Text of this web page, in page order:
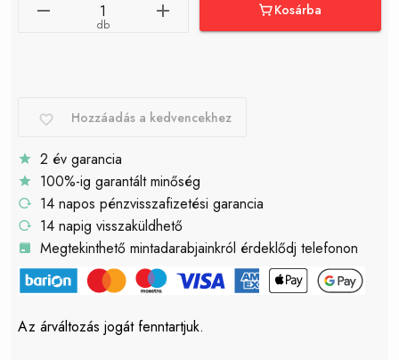
db
Kosárba
Hozzáadás a kedvencekhez
2 év garancia
100%-ig garantált minőség
14 napos pénzvisszafizetési garancia
14 napig visszaküldhető
Megtekinthető mintadarabjainkról érdeklődj telefonon
Az árváltozás jogát fenntartjuk.